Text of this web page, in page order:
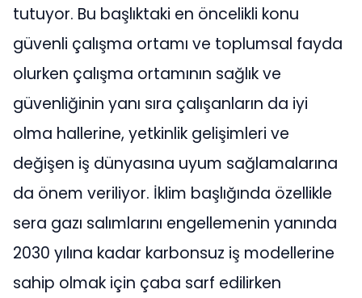
tutuyor. Bu başlıktaki en öncelikli konu
güvenli çalışma ortamı ve toplumsal fayda
olurken çalışma ortamının sağlık ve
güvenliğinin yanı sıra çalışanların da iyi
olma hallerine, yetkinlik gelişimleri ve
değişen iş dünyasına uyum sağlamalarına
da önem veriliyor. İklim başlığında özellikle
sera gazı salımlarını engellemenin yanında
2030 yılına kadar karbonsuz iş modellerine
sahip olmak için çaba sarf edilirken